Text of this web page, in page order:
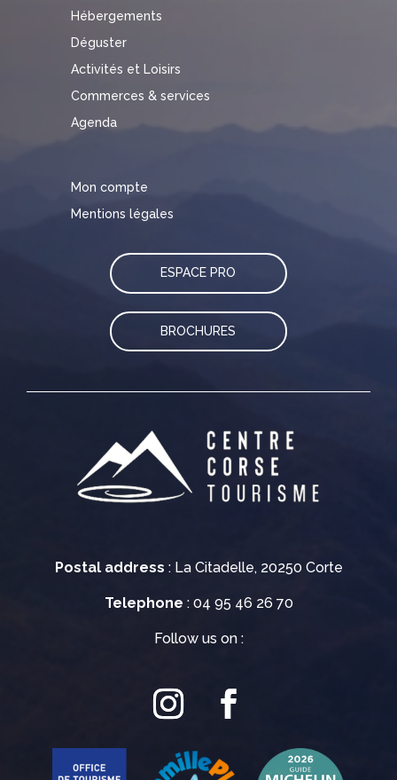
Postal address : La Citadelle, 20250 Corte
Telephone : 04 95 46 26 70
Follow us on :
Hébergements
Déguster
Activités et Loisirs
Commerces & services
Agenda
Mon compte
Mentions légales
ESPACE PRO
BROCHURES